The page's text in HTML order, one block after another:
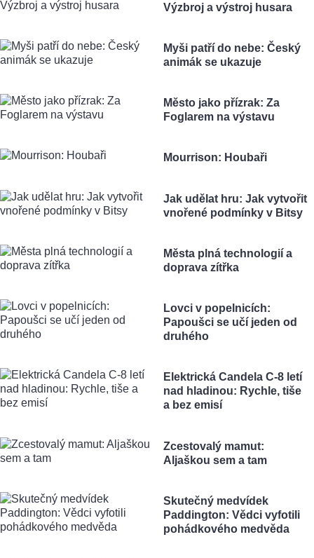
Výzbroj a výstroj husara
Myši patří do nebe: Český
animák se ukazuje
Město jako přízrak: Za
Foglarem na výstavu
Mourrison: Houbaři
Jak udělat hru: Jak vytvořit
vnořené podmínky v Bitsy
Města plná technologií a
doprava zítřka
Lovci v popelnicích:
Papoušci se učí jeden od
druhého
Elektrická Candela C-8 letí
nad hladinou: Rychle, tiše
a bez emisí
Zcestovalý mamut:
Aljaškou sem a tam
Skutečný medvídek
Paddington: Vědci vyfotili
pohádkového medvěda